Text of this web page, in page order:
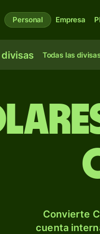
Personal Empresa
Todas las
Convierte
cuenta